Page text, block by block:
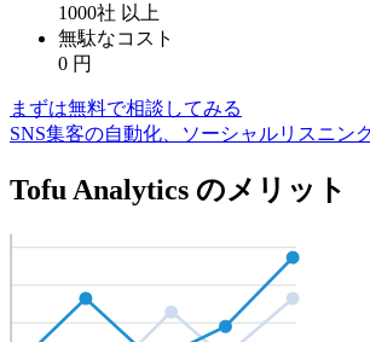
1000社 以上
無駄なコスト
0 円
まずは無料で相談してみる
SNS集客の自動化、ソーシャルリスニン
Tofu Analytics のメリット